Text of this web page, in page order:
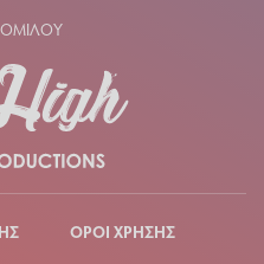
ΟΜΙΛΟΥ
ΟΡΟΙ ΧΡΗΣΗΣ